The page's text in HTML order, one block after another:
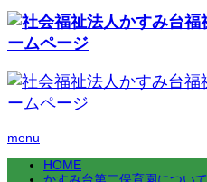
menu
HOME